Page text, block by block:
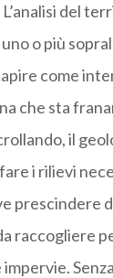
del
o più
come
che sta
il
i rilievi
prescindere
raccogliere